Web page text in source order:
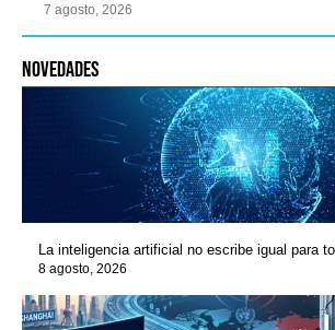
7 agosto, 2026
novedades
La inteligencia artificial no escribe igual para
8 agosto, 2026